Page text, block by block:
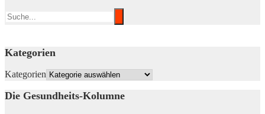
Kategorien
Kategorien
Die Gesundheits-Kolumne